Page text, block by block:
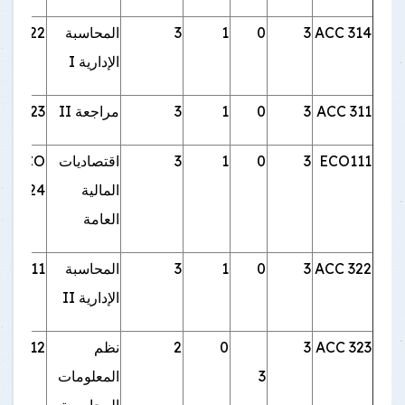
ACC 314
3
0
1
3
المحاسبة
الإدارية I
322
ACC 311
3
0
1
3 مراجعة II 323
ECO111
3
0
1
3
اقتصاديات
المالية
العامة
ECO
324
ACC 322
3
0
1
3
المحاسبة
الإدارية II
411
ACC 323
3
3
0
2
نظم
المعلومات
412